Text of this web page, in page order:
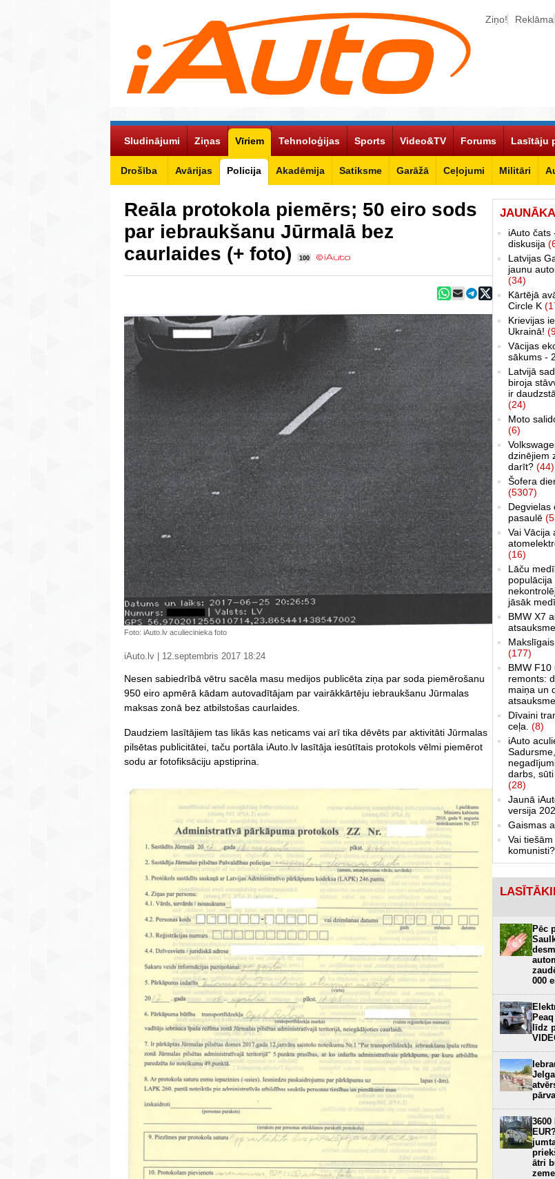
Ziņo! Reklāma
Sludinājumi Ziņas Vīriem
Drošība Avārijas Policija Akadēmija Satiksme Garāžā Ceļojumi Militāri
Tehnoloģijas Sports Video&TV Forums Lasītāju
Reāla protokola piemērs; 50 eiro sods
par iebraukšanu Jūrmalā bez
caurlaides (+ foto)
100
Foto: iAuto.lv aculiecinieka foto
iAuto.lv | 12.septembris 2017 18:24
Nesen sabiedrībā vētru sacēla masu medijos publicēta ziņa par soda piemērošanu
950 eiro apmērā kādam autovadītājam par vairākkārtēju iebraukšanu Jūrmalas
maksas zonā bez atbilstošas caurlaides.
Daudziem lasītājiem tas likās kas neticams vai arī tika dēvēts par aktivitāti Jūrmalas
pilsētas publicitātei, taču portāla iAuto.lv lasītāja iesūtītais protokols vēlmi piemērot
sodu ar fotofiksāciju apstiprina.
iAuto čats
diskusija
Latvijas
jaunu
(34)
Kārtējā
Circle K
Krievijas
Ukrainā!
Vācijas
sākums -
Latvijā
biroja
ir
(24)
Moto
(6)
dzinējiem
darīt? (44)
Šofera
(5307)
Degvielas
pasaulē
Vai Vācija
(16)
Lāču
jāsāk
BMW X7
(177)
BMW F10
remonts:
maiņa un
Dīvaini
ceļa. (8)
iAuto
darbs,
(28)
Jaunā
versija
Gaismas
Vai
komunisti?
Pēc
000
līdz
3600
ātri